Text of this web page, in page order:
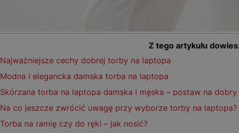
Z tego artykułu
Najważniejsze cechy dobrej torby na laptopa
Modna i elegancka damska torba na laptopa
Skórzana torba na laptopa damska i męska – postaw na
Na co jeszcze zwrócić uwagę przy wyborze torby na laptopa?
Torba na ramię czy do ręki – jak nosić?